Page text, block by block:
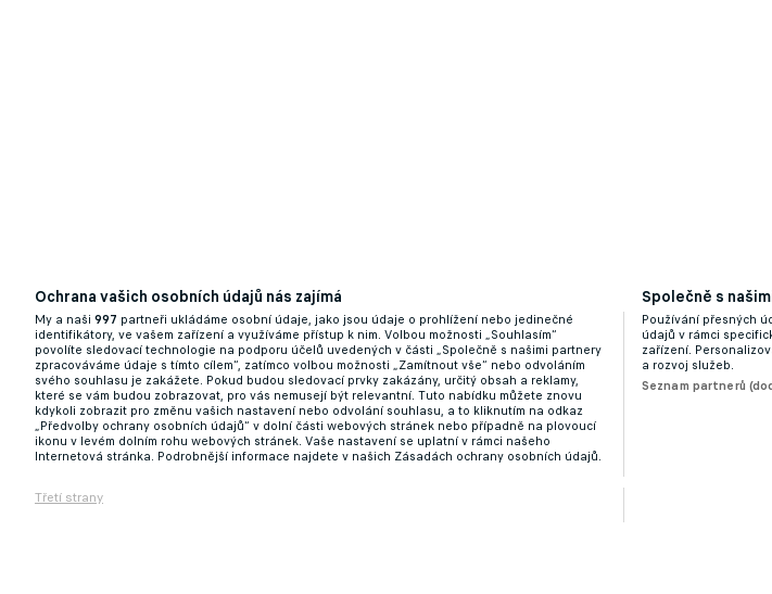
Ochrana vašich osobních údajů nás zajímá
My a naši 997 partneři ukládáme osobní údaje, jako jsou údaje o prohlížení nebo jedinečné
identifikátory, ve vašem zařízení a využíváme přístup k nim. Volbou možnosti „Souhlasím“
povolíte sledovací technologie na podporu účelů uvedených v části „Společně s našimi partnery
zpracováváme údaje s tímto cílem“, zatímco volbou možnosti „Zamítnout vše“ nebo odvoláním
svého souhlasu je zakážete. Pokud budou sledovací prvky zakázány, určitý obsah a reklamy,
které se vám budou zobrazovat, pro vás nemusejí být relevantní. Tuto nabídku můžete znovu
kdykoli zobrazit pro změnu vašich nastavení nebo odvolání souhlasu, a to kliknutím na odkaz
„Předvolby ochrany osobních údajů“ v dolní části webových stránek nebo případně na plovoucí
ikonu v levém dolním rohu webových stránek. Vaše nastavení se uplatní v rámci našeho
Internetová stránka. Podrobnější informace najdete v našich Zásadách ochrany osobních údajů.
Třetí strany
Společně s
Používání přesných
údajů v rámci
zařízení.
a rozvoj služeb.
Seznam partnerů